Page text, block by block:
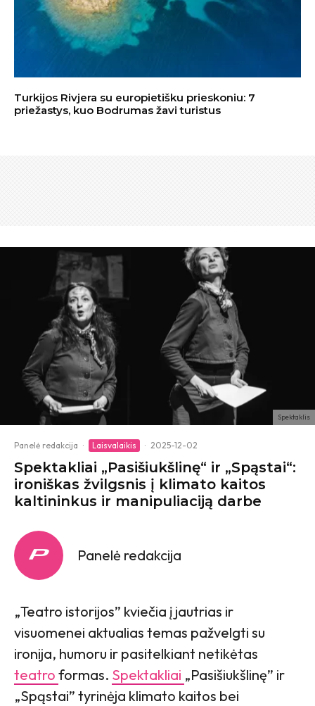
Turkijos Rivjera su europietišku prieskoniu: 7
priežastys, kuo Bodrumas žavi turistus
Spektaklis
Panelė redakcija · Laisvalaikis · 2025-12-02
Spektakliai „Pasišiukšlinę“ ir „Spąstai“:
ironiškas žvilgsnis į klimato kaitos
kaltininkus ir manipuliaciją darbe
Panelė redakcija
„Teatro istorijos” kviečia į jautrias ir
visuomenei aktualias temas pažvelgti su
ironija, humoru ir pasitelkiant netikėtas
teatro formas. Spektakliai „Pasišiukšlinę” ir
„Spąstai” tyrinėja klimato kaitos bei